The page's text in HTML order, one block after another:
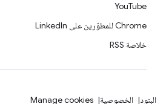
YouTube
Chrome للمطوّرين على LinkedIn
خلاصة RSS
البنود الخصوصية Manage cookies